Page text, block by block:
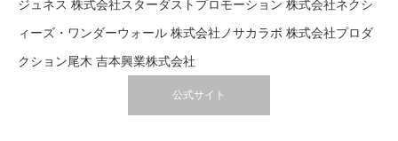
ジュネス 株式会社スターダストプロモーション 株式会社ネクシ
ィーズ・ワンダーウォール 株式会社ノサカラボ 株式会社プロダ
クション尾木 吉本興業株式会社
公式サイト